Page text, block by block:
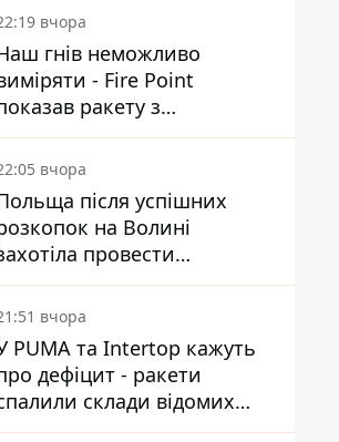
вчора
гнів неможливо
- Fire Point
ракету з
позначкою 723
вчора
після успішних
на Волині
провести
у нових місцях
вчора
PUMA та Intertop кажуть
дефіцит - ракети
склади відомих